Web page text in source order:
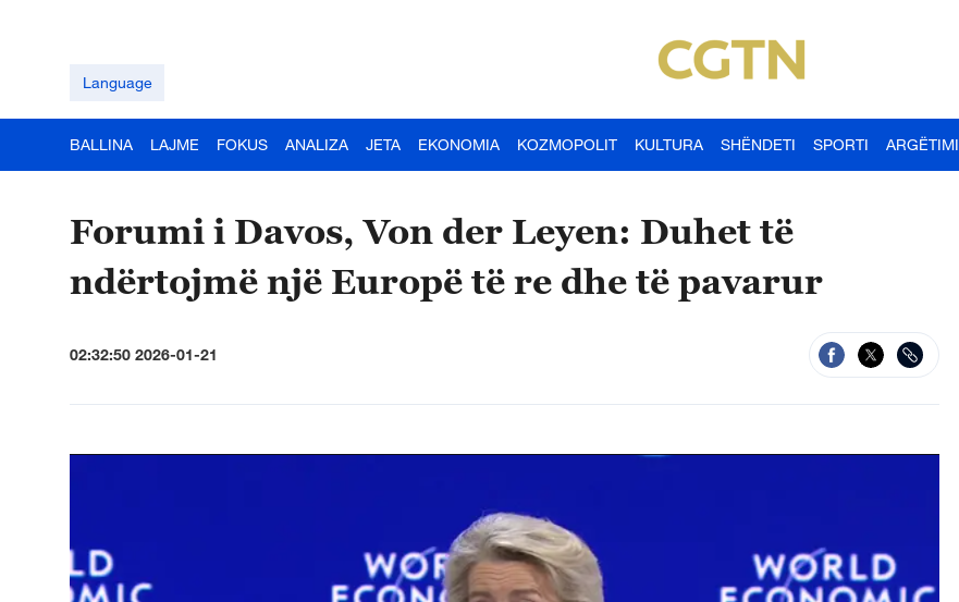
Language
BALLINA LAJME FOKUS ANALIZA JETA EKONOMIA KOZMOPOLIT KULTURA SHËNDETI SPORTI ARGËTIMI
Forumi i Davos, Von der Leyen: Duhet të
ndërtojmë një Europë të re dhe të pavarur
02:32:50 2026-01-21